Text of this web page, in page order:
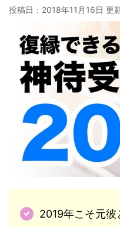
投稿日：2018年11月16日 更
2019年こそ元彼